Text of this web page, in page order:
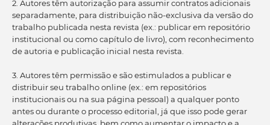
2. Autores têm autorização para assumir contratos adicionais
separadamente, para distribuição não-exclusiva da versão do
trabalho publicada nesta revista (ex.: publicar em repositório
institucional ou como capítulo de livro), com reconhecimento
de autoria e publicação inicial nesta revista.
3. Autores têm permissão e são estimulados a publicar e
distribuir seu trabalho online (ex.: em repositórios
institucionais ou na sua página pessoal) a qualquer ponto
antes ou durante o processo editorial, já que isso pode gerar